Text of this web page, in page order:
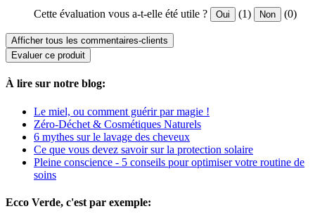
Cette évaluation vous a-t-elle été utile ? Oui (1) Non (0)
Afficher tous les commentaires-clients
Evaluer ce produit
À lire sur notre blog:
Le miel, ou comment guérir par magie !
Zéro-Déchet & Cosmétiques Naturels
6 mythes sur le lavage des cheveux
Ce que vous devez savoir sur la protection solaire
Pleine conscience - 5 conseils pour optimiser votre routine de
soins
Ecco Verde, c'est par exemple: